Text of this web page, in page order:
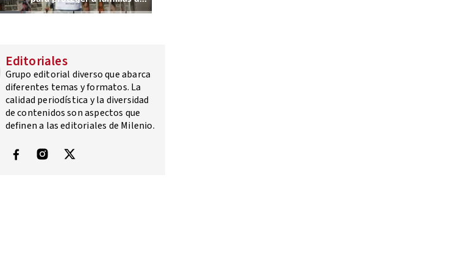
Editoriales
Grupo editorial diverso que abarca
diferentes temas y formatos. La
calidad periodística y la diversidad
de contenidos son aspectos que
definen a las editoriales de Milenio.